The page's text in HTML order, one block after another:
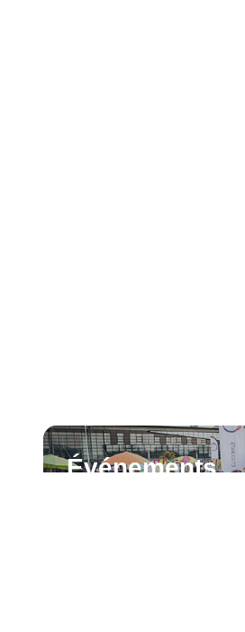
Événements